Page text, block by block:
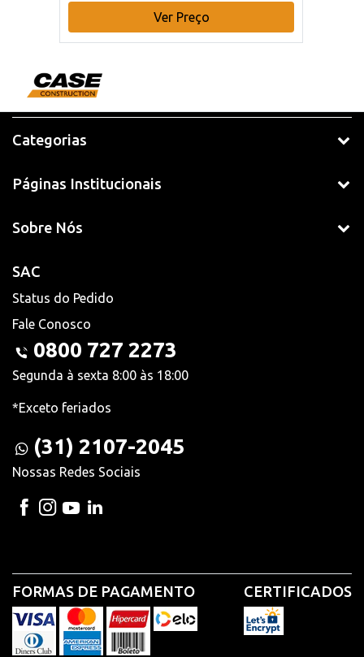
Ver Preço
Categorias
Páginas Institucionais
Sobre Nós
SAC
Status do Pedido
Fale Conosco
0800 727 2273
Segunda à sexta 8:00 às 18:00
*Exceto feriados
(31) 2107-2045
Nossas Redes Sociais
FORMAS DE PAGAMENTO CERTIFICADOS